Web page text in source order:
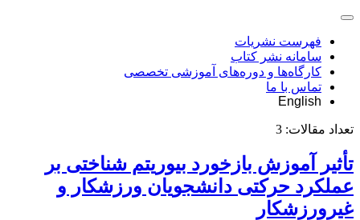
فهرست نشریات
سامانه نشر کتاب
کارگاه‌ها و دوره‌های آموزشی تخصصی
تماس با ما
English
تعداد مقالات: 3
تأثیر آموزش بازخورد بیوریتم شناختی بر
عملکرد حرکتی دانشجویان ورزشکار و
غیرورزشکار